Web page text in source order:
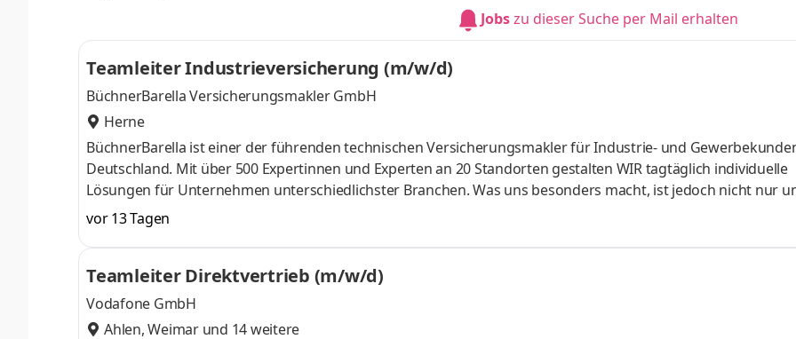
Jobszu dieser Suche per Mail erhalten
Teamleiter Industrieversicherung (m/w/d)
BüchnerBarella Versicherungsmakler GmbH
Herne
BüchnerBarella ist einer der führenden technischen Versicherungsmakler für Industrie- und
Deutschland. Mit über 500 Expertinnen und Experten an 20 Standorten gestalten WIR tagtäglich individuelle
Lösungen für Unternehmen unterschiedlichster Branchen. Was uns besonders macht, ist jedoch nicht nur
fachliche Stärke, sondern unser Miteinander. Als ein vor über 100 Jahren gegründetes, inhabergeführtes
Unternehmen stehen WIR für Verlässlichkeit, langfristige Perspektive und wertschätzende Zusammenarbeit.
glauben daran, dass Erfolg nur gemeinsam entsteht. Deshalb fördern WIR Eigenverantwortung, vertrauen
Kompetenzen unserer Teams und schaffen Raum für individuell
vor 13 Tagen
Teamleiter Direktvertrieb (m/w/d)
Vodafone GmbH
Ahlen,Weimarund 14 weitere